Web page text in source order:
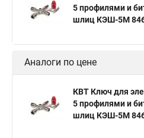
5 профилями и
шлиц КЭШ-5М
Аналоги по цене
КВТ Ключ для
5 профилями и
шлиц КЭШ-5М